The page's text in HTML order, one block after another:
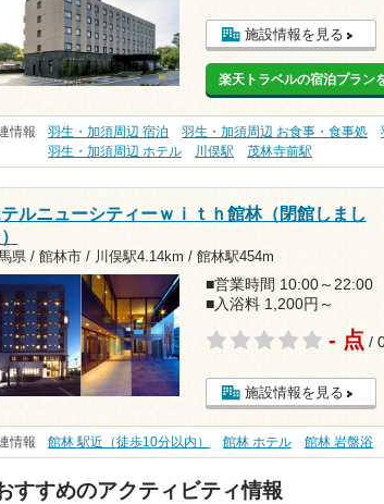
施設情報を見る
楽天トラベルの宿泊プラン
情報 羽生・加須周辺 宿泊 羽生・加須周辺 お食事・食事処
羽生・加須周辺 ホテル
川俣駅 茂林寺前駅
ルニューシティーｗｉｔｈ館林（閉館しまし
県 / 館林市 / 川俣駅4.14km / 館林駅454m
■営業時間 10:00～22:00
■入浴料 1,200円～
- 点 /
施設情報を見る
情報 館林 駅近（徒歩10分以内） 館林 ホテル 館林 岩盤浴
すすめのアクティビティ情報